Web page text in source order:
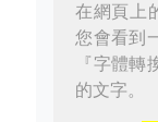
在網頁上
您會看到
『字體轉
的文字。